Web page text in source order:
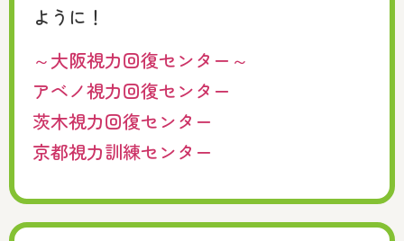
ように！
～大阪視力回復センター～
アベノ視力回復センター
茨木視力回復センター
京都視力訓練センター